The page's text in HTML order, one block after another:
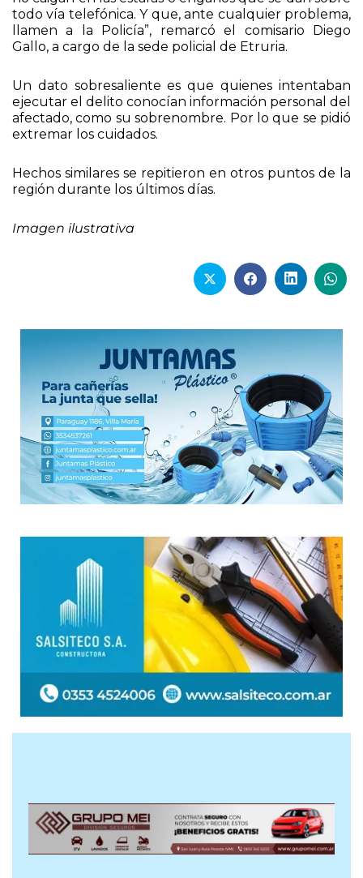
todo vía telefónica. Y que, ante cualquier problema,
llamen a la Policía”, remarcó el comisario Diego
Gallo, a cargo de la sede policial de Etruria.
Un dato sobresaliente es que quienes intentaban
ejecutar el delito conocían información personal del
afectado, como su sobrenombre. Por lo que se pidió
extremar los cuidados.
Hechos similares se repitieron en otros puntos de la
región durante los últimos días.
Imagen ilustrativa